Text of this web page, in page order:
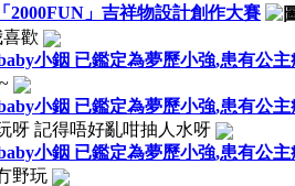
2000FUN」吉祥物設計創作大賽
歡
小銦 已鑑定為夢歷小強,患有公
小銦 已鑑定為夢歷小強,患有公
呀 記得唔好亂咁抽人水呀
小銦 已鑑定為夢歷小強,患有公
野玩